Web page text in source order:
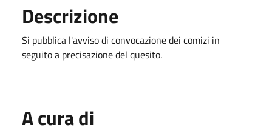
Descrizione
Si pubblica l'avviso di convocazione dei comizi in
seguito a precisazione del quesito.
A cura di